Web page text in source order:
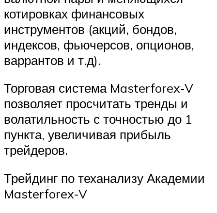
котировках финансовых
инструментов (акций, бондов,
индексов, фьючерсов, опционов,
варрантов и т.д).
Торговая система Masterforex-V
позволяет просчитать тренды и
волатильность с точностью до 1
пункта, увеличивая прибыль
трейдеров.
Трейдинг по теханализу Академии
Masterforex-V